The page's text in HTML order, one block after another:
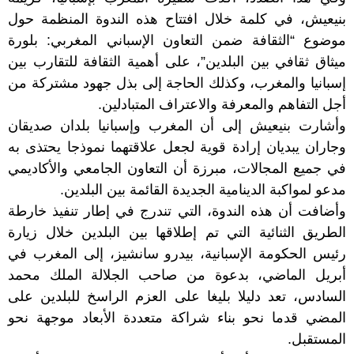
بنيعيش، في كلمة خلال افتتاح هذه الندوة المنظمة حول
موضوع “الثقافة ضمن التعاون الإسباني المغربي: بلورة
ميثاق ثقافي بين البلدين”، على أهمية الثقافة للتقارب بين
إسبانيا والمغرب، وكذلك الحاجة إلى بذل جهود مشتركة من
أجل التفاهم والمعرفة والاعتراف المتبادلين.
وأشارت بنيعيش إلى أن المغرب وإسبانيا بلدان صديقان
وجاران يبديان إرادة قوية لجعل علاقتهما نموذجا يحتذى به
في جميع المجالات، مبرزة أن التعاون الجامعي والأكاديمي
مدعو لمواكبة الدينامية الجديدة القائمة بين البلدين.
وأضافت أن هذه الندوة، التي تندرج في إطار تنفيذ خارطة
الطريق الثنائية التي تم إطلاقها بين البلدين خلال زيارة
رئيس الحكومة الإسبانية، بيدرو سانشيز، إلى المغرب في
أبريل الماضي، بدعوة من صاحب الجلالة الملك محمد
السادس، تعد دليلا بليغا على العزم الراسخ للبلدين على
المضي قدما نحو بناء شراكة متعددة الأبعاد موجهة نحو
المستقبل.